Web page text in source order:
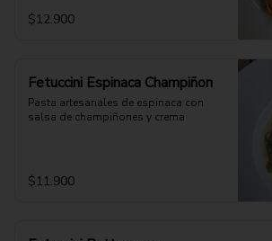
$12.900
Fetuccini Espinaca Champiñon
Pasta artesanales de espinaca con
salsa de champiñones y crema
$11.900